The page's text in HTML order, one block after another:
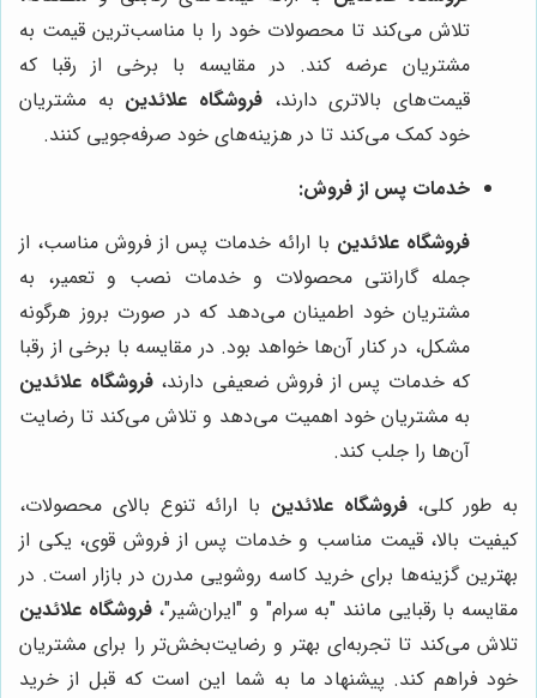
تلاش می‌کند تا محصولات خود را با مناسب‌ترین قیمت به
مشتریان عرضه کند. در مقایسه با برخی از رقبا که
قیمت‌های بالاتری دارند، فروشگاه علائدین به مشتریان
خود کمک می‌کند تا در هزینه‌های خود صرفه‌جویی کنند.
خدمات پس از فروش:
فروشگاه علائدین با ارائه خدمات پس از فروش مناسب، از
جمله گارانتی محصولات و خدمات نصب و تعمیر، به
مشتریان خود اطمینان می‌دهد که در صورت بروز هرگونه
مشکل، در کنار آن‌ها خواهد بود. در مقایسه با برخی از رقبا
که خدمات پس از فروش ضعیفی دارند،فروشگاه علائدین
به مشتریان خود اهمیت می‌دهد و تلاش می‌کند تا رضایت
آن‌ها را جلب کند.
به طور کلی،فروشگاه علائدین با ارائه تنوع بالای محصولات،
کیفیت بالا، قیمت مناسب و خدمات پس از فروش قوی، یکی از
بهترین گزینه‌ها برای خرید کاسه روشویی مدرن در بازار است. در
مقایسه با رقبایی مانند "به سرام" و "ایران‌شیر"،فروشگاه علائدین
تلاش می‌کند تا تجربه‌ای بهتر و رضایت‌بخش‌تر را برای مشتریان
خود فراهم کند. پیشنهاد ما به شما این است که قبل از خرید